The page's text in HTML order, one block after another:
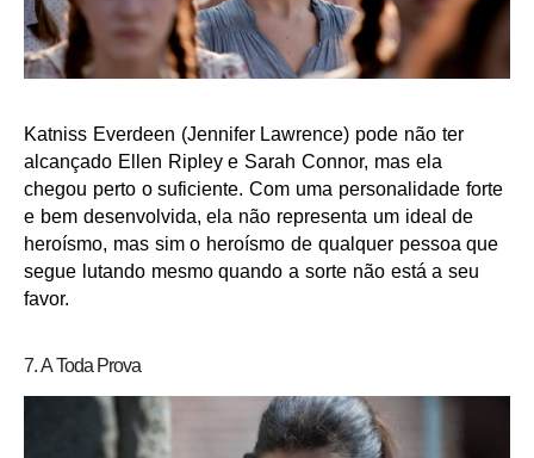
Katniss Everdeen (Jennifer Lawrence) pode não ter
alcançado Ellen Ripley e Sarah Connor, mas ela
chegou perto o suficiente. Com uma personalidade forte
e bem desenvolvida, ela não representa um ideal de
heroísmo, mas sim o heroísmo de qualquer pessoa que
segue lutando mesmo quando a sorte não está a seu
favor.
7. A Toda Prova